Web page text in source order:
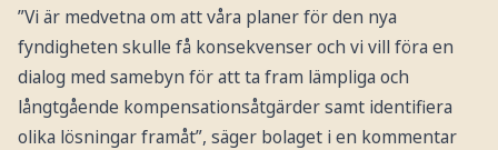
”Vi är medvetna om att våra planer för den nya
fyndigheten skulle få konsekvenser och vi vill föra en
dialog med samebyn för att ta fram lämpliga och
långtgående kompensationsåtgärder samt identifiera
olika lösningar framåt”, säger bolaget i en kommentar